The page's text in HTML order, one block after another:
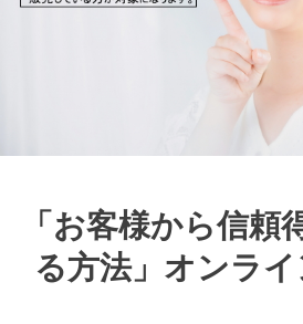
「お客様から信頼
る方法」オンラ